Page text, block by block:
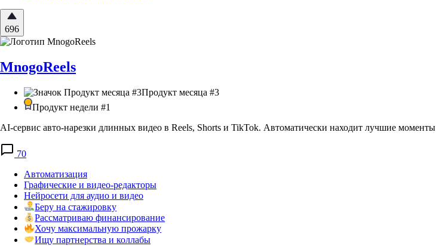
696
MnogoReels
Продукт месяца #3
Продукт недели #1
AI-сервис авто-нарезки длинных видео в Reels, Shorts и TikTok. Автоматически находит лучшие моменты
70
Автоматизация
Графические и видео-редакторы
Нейросети для аудио и видео
Беру на стажировку
Рассматриваю финансирование
Хочу максимальную прожарку
Ищу партнерства и коллабы